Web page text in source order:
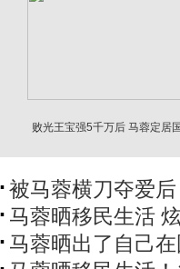
败光王宝强5千万后 马蓉定居国
被马蓉横刀夺爱
马蓉晒移民生活
马蓉晒出了自己